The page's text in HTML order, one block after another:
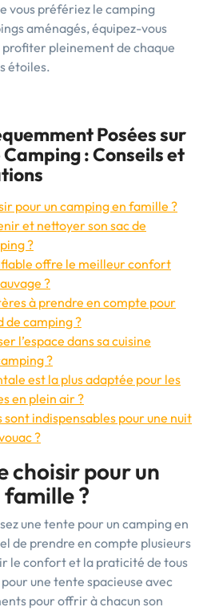
vous préfériez le camping
aménagés, équipez-vous
pleinement de chaque
étoiles.
Posées sur
: Conseils et
pour un camping en famille ?
et nettoyer son sac de
?
offre le meilleur confort
?
à prendre en compte pour
de camping ?
l’espace dans sa cuisine
?
est la plus adaptée pour les
en plein air ?
sont indispensables pour une nuit
?
choisir pour un
?
une tente pour un camping en
de prendre en compte plusieurs
le confort et la praticité de tous
une tente spacieuse avec
pour offrir à chacun son